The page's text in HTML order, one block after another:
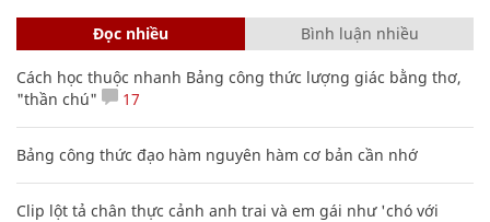
Đọc nhiều Bình luận nhiều
Cách học thuộc nhanh Bảng công thức lượng giác bằng thơ,
"thần chú"
17
Bảng công thức đạo hàm nguyên hàm cơ bản cần nhớ
Clip lột tả chân thực cảnh anh trai và em gái như 'chó với